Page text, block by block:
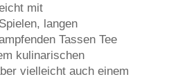
mit
langen
Tassen Tee
kulinarischen
vielleicht auch einem